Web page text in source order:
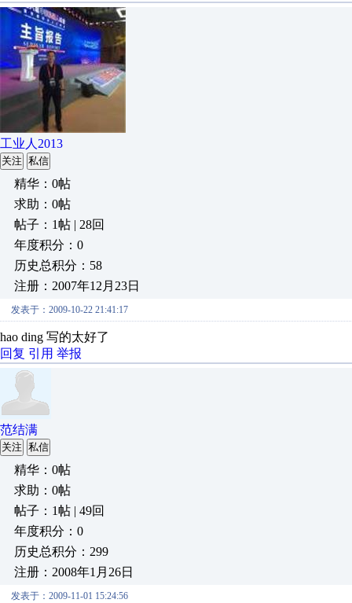
工业人2013
关注 私信
精华：0帖
求助：0帖
帖子：1帖 | 28回
年度积分：0
历史总积分：58
注册：2007年12月23日
发表于：2009-10-22 21:41:17
hao ding 写的太好了
回复 引用 举报
范结满
关注 私信
精华：0帖
求助：0帖
帖子：1帖 | 49回
年度积分：0
历史总积分：299
注册：2008年1月26日
发表于：2009-11-01 15:24:56